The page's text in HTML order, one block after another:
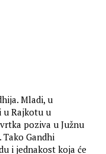
Mladi, u
u Rajkotu u
poziva u Južnu
Gandhi
i jednakost koja će